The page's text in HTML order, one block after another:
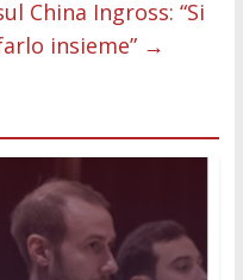
China Ingross: “Si
insieme” →